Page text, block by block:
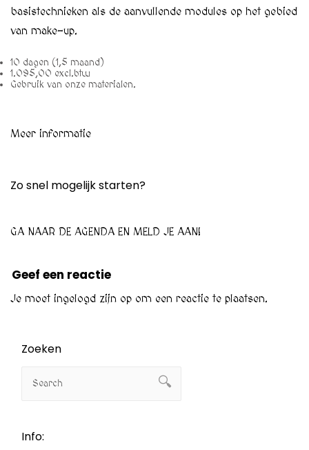
basistechnieken als de aanvullende modules op het gebied
van make-up.
10 dagen (1,5 maand)
1.095,00 excl.btw
Gebruik van onze materialen.
Meer informatie
Zo snel mogelijk starten?
GA NAAR DE AGENDA EN MELD JE AAN!
Geef een reactie
Je moet ingelogd zijn op om een reactie te plaatsen.
Zoeken
Info: